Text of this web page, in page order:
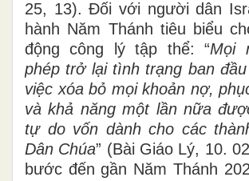
25, 13). Đối với người dân
hành Năm Thánh tiêu biểu
động công lý tập thể: “Mọi
phép trở lại tình trạng ban
việc xóa bỏ mọi khoản nợ,
và khả năng một lần nữa
tự do vốn dành cho các
Dân Chúa” (Bài Giáo Lý, 10.
bước đến gần Năm Thánh